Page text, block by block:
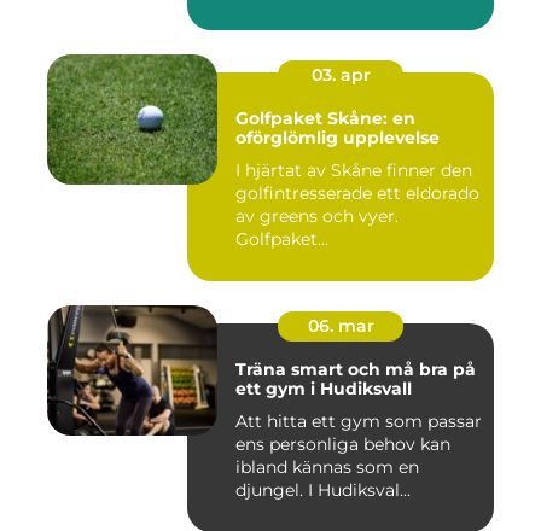
03. apr
Golfpaket Skåne: en
oförglömlig upplevelse
I hjärtat av Skåne finner den
golfintresserade ett eldorado
av greens och vyer.
Golfpaket...
06. mar
Träna smart och må bra på
ett gym i Hudiksvall
Att hitta ett gym som passar
ens personliga behov kan
ibland kännas som en
djungel. I Hudiksval...